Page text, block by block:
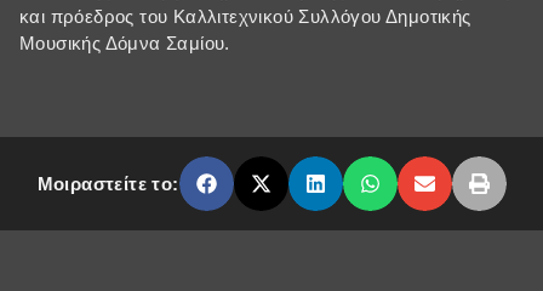
και πρόεδρος του Καλλιτεχνικού Συλλόγου Δημοτικής
Μουσικής Δόμνα Σαμίου.
Μοιραστείτε το: